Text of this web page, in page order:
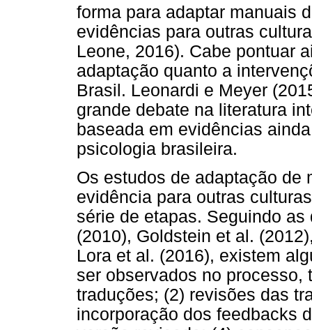
forma para adaptar manuais
evidências para outras
Leone, 2016). Cabe pontuar
adaptação quanto a
Brasil. Leonardi e Meyer
grande debate na literatura
baseada em evidências
psicologia brasileira.
Os estudos de adaptação de
evidência para outras
série de etapas. Seguindo
(2010), Goldstein et al.
Lora et al. (2016), existem
ser observados no
traduções; (2) revisões das
incorporação dos feedbacks